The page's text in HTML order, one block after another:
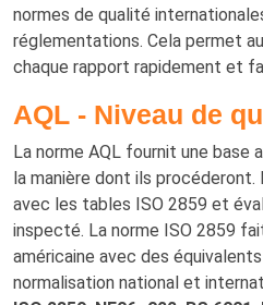
normes de qualité
réglementations. Cela permet
chaque rapport rapidement et
AQL - Niveau de
La norme AQL fournit une base
la manière dont ils
avec les tables ISO 2859 et
inspecté. La norme ISO 2859
américaine avec des
normalisation national et